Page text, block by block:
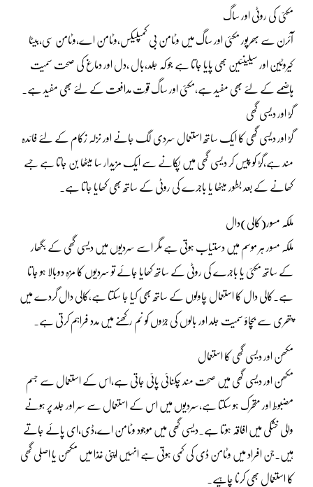
مکئی کی روٹی اور ساگ
آئرن سے بھرپور مکئی اور ساگ میں وٹامن بی کمپلیکس،وٹامن اے،وٹامن سی،بیٹا
کیروٹین اور سیلینئین بھی پایا جاتا ہے جو کہ جلد،بال ،دل اور دماغ کی صحت سمیت
ہاضمے کے لئے بھی مفید ہے،مکئی اور ساگ قوت مدافعت کے لئے بھی مفید ہے۔
گُڑ اور دیسی گھی
گُڑ اور دیسی گھی کا ایک ساتھ استعمال سردی لگ جانے اور نزلہ زکام کے لئے فائدہ
مند ہے،گُڑ کو پیس کر دیسی گھی میں پکانے سے ایک مزیدار سا میٹھا بن جاتا ہے جسے
کھانے کے بعد بطور میٹھا یا باجرے کی روٹی کے ساتھ بھی کھایا جاتا ہے۔
ملکہ مسور(کالی)دال
ملکہ مسور ہر موسم میں دستیاب ہوتی ہے مگر اسے سردیوں میں دیسی گھی کے بگھار
کے ساتھ مکئی یا باجرے کی روٹی کے ساتھ کھایا جائے تو سردیوں کا مزہ دوبالا ہو جاتا
ہے۔کالی دال کا استعمال چاولوں کے ساتھ بھی کیا جا سکتا ہے،کالی دال گردے میں
پتھری سے بچاؤ سمیت جلد اور بالوں کی جڑوں کو نم رکھنے میں مدد فراہم کرتی ہے۔
مکھن اور دیسی گھی کا استعمال
مکھن اور دیسی گھی میں صحت مند چکنائی پائی جاتی ہے،اس کے استعمال سے جسم
مضبوط اور متحرک ہو سکتا ہے،سردیوں میں اس کے استعمال سے سر اور جلد پر ہونے
والی خشکی میں افاقہ ہوتا ہے۔دیسی گھی میں موجود وٹامن اے،ڈی،ای پائے جاتے
ہیں۔جن افراد میں وٹامن ڈی کی کمی ہوتی ہے انہیں اپنی غذا میں مکھن یا اصلی گھی
کا استعمال بھی کرنا چاہیے۔